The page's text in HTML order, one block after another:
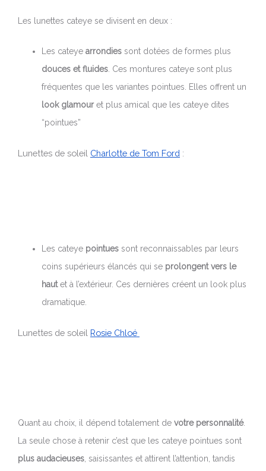
Les lunettes cateye se divisent en deux :
Les cateye arrondies sont dotées de formes plus
douces et fluides . Ces montures cateye sont plus
fréquentes que les variantes pointues. Elles offrent un
look glamouret plus amical que les cateye dites
“pointues”
Lunettes de soleil Charlotte de Tom Ford :
Les cateye pointues sont reconnaissables par leurs
coins supérieurs élancés qui se prolongent vers le
hautet à l’extérieur. Ces dernières créent un look plus
dramatique.
Lunettes de soleil Rosie Chloé
Quant au choix, il dépend totalement de votre personnalité.
La seule chose à retenir c’est que les cateye pointues sont
plus audacieuses , saisissantes et attirent l’attention, tandis